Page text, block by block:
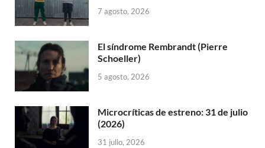
7 agosto, 2026
El síndrome Rembrandt (Pierre
Schoeller)
5 agosto, 2026
Microcríticas de estreno: 31 de julio
(2026)
31 julio, 2026